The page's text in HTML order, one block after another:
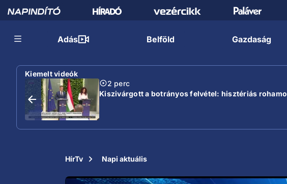
Adás Belföld Gazdaság
Kiemelt videók
2 perc
Kiszivárgott a botrányos felvétel: hisztériás
HírTv Napi aktuális